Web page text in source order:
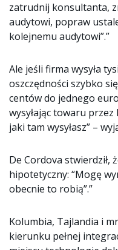
zatrudnij konsultanta,
audytowi, popraw
kolejnemu audytowi”.”
Ale jeśli firma wysyła
oszczędności szybko
centów do jednego
wysyłając towaru
jaki tam wysyłasz” –
De Cordova stwierdził,
hipotetyczny: “Mogę
obecnie to robią”.”
Kolumbia, Tajlandia i
kierunku pełnej